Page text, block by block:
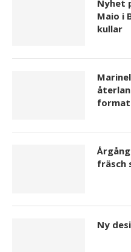
Nyhet
Maio i
kullar
format
fräsch
Ny